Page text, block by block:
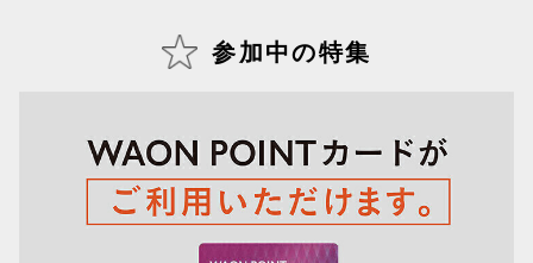
参加中の特集